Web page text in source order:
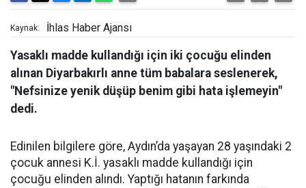
Kaynak: İhlas Haber Ajansı
Yasaklı madde kullandığı için iki çocuğu elinden
alınan Diyarbakırlı anne tüm babalara seslenerek,
"Nefsinize yenik düşüp benim gibi hata işlemeyin"
dedi.
Edinilen bilgilere göre, Aydın’da yaşayan 28 yaşındaki 2
çocuk annesi K.İ. yasaklı madde kullandığı için
çocuğu elinden alındı. Yaptığı hatanın farkında